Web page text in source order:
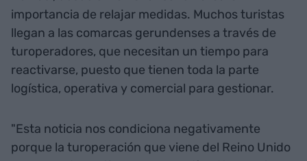
importancia de relajar medidas. Muchos turistas
llegan a las comarcas gerundenses a través de
turoperadores, que necesitan un tiempo para
reactivarse, puesto que tienen toda la parte
logística, operativa y comercial para gestionar.
"Esta noticia nos condiciona negativamente
porque la turoperación que viene del Reino Unido